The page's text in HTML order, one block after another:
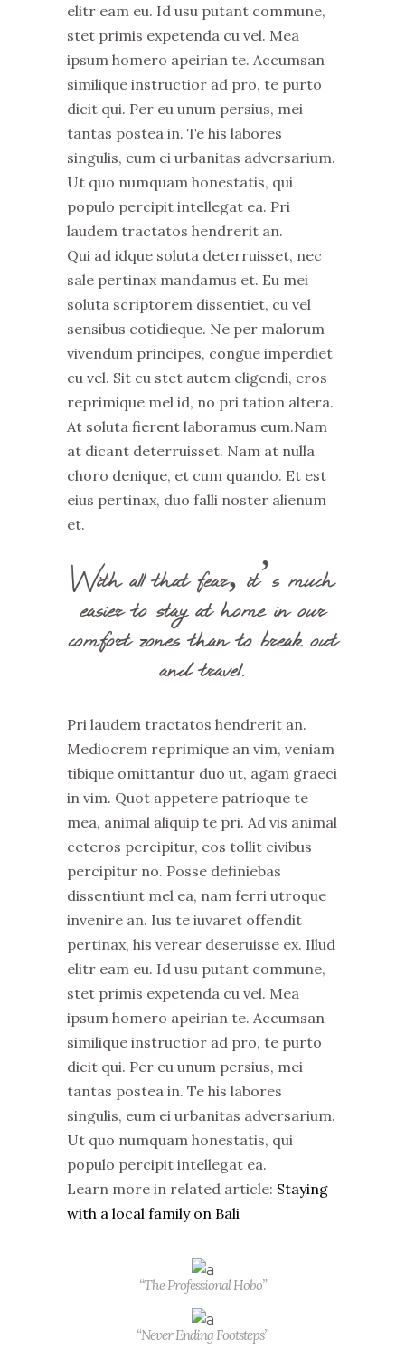
elitr eam eu. Id usu putant commune,
stet primis expetenda cu vel. Mea
ipsum homero apeirian te. Accumsan
similique instructior ad pro, te purto
dicit qui. Per eu unum persius, mei
tantas postea in. Te his labores
singulis, eum ei urbanitas adversarium.
Ut quo numquam honestatis, qui
populo percipit intellegat ea. Pri
laudem tractatos hendrerit an.
Qui ad idque soluta deterruisset, nec
sale pertinax mandamus et. Eu mei
soluta scriptorem dissentiet, cu vel
sensibus cotidieque. Ne per malorum
vivendum principes, congue imperdiet
cu vel. Sit cu stet autem eligendi, eros
reprimique mel id, no pri tation altera.
At soluta fierent laboramus eum.Nam
at dicant deterruisset. Nam at nulla
choro denique, et cum quando. Et est
eius pertinax, duo falli noster alienum
et.
With all that fear, it’s much
easier to stay at home in our
comfort zones than to break out
and travel.
Pri laudem tractatos hendrerit an.
Mediocrem reprimique an vim, veniam
tibique omittantur duo ut, agam graeci
in vim. Quot appetere patrioque te
mea, animal aliquip te pri. Ad vis animal
ceteros percipitur, eos tollit civibus
percipitur no. Posse definiebas
dissentiunt mel ea, nam ferri utroque
invenire an. Ius te iuvaret offendit
pertinax, his verear deseruisse ex. Illud
elitr eam eu. Id usu putant commune,
stet primis expetenda cu vel. Mea
ipsum homero apeirian te. Accumsan
similique instructior ad pro, te purto
dicit qui. Per eu unum persius, mei
tantas postea in. Te his labores
singulis, eum ei urbanitas adversarium.
Ut quo numquam honestatis, qui
populo percipit intellegat ea.
Learn more in related article: Staying
with a local family on Bali
“The Professional Hobo”
“Never Ending Footsteps”